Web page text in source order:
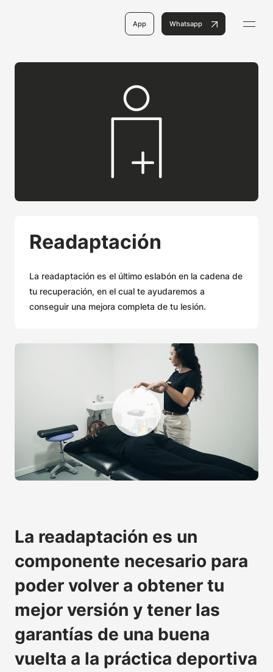
App Whatsapp
Readaptación
La readaptación es el último eslabón en la cadena de
tu recuperación, en el cual te ayudaremos a
conseguir una mejora completa de tu lesión.
La readaptación es un
componente necesario para
poder volver a obtener tu
mejor versión y tener las
garantías de una buena
vuelta a la práctica deportiva